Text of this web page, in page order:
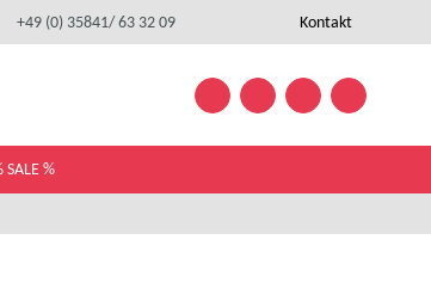
+49 (0) 35841/ 63 32 09 Kontakt
SALE %